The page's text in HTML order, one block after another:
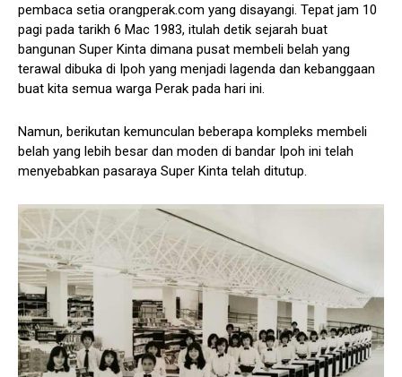
pembaca setia orangperak.com yang disayangi. Tepat jam 10
pagi pada tarikh 6 Mac 1983, itulah detik sejarah buat
bangunan Super Kinta dimana pusat membeli belah yang
terawal dibuka di Ipoh yang menjadi lagenda dan kebanggaan
buat kita semua warga Perak pada hari ini.
Namun, berikutan kemunculan beberapa kompleks membeli
belah yang lebih besar dan moden di bandar Ipoh ini telah
menyebabkan pasaraya Super Kinta telah ditutup.